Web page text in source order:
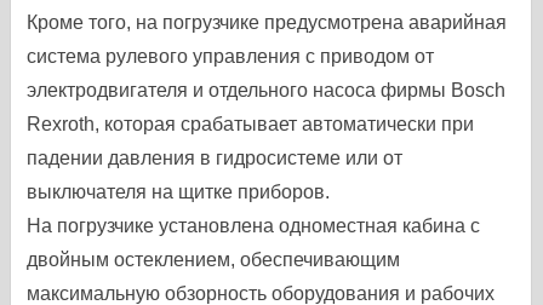
Кроме того, на погрузчике предусмотрена аварийная
система рулевого управления с приводом от
электродвигателя и отдельного насоса фирмы Bosch
Rexroth, которая срабатывает автоматически при
падении давления в гидросистеме или от
выключателя на щитке приборов.
На погрузчике установлена одноместная кабина с
двойным остеклением, обеспечивающим
максимальную обзорность оборудования и рабочих